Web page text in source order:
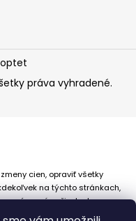
práva vyhradené.
cien, opraviť všetky
na týchto stránkach,
požiadavku na
vyskytnúť technické